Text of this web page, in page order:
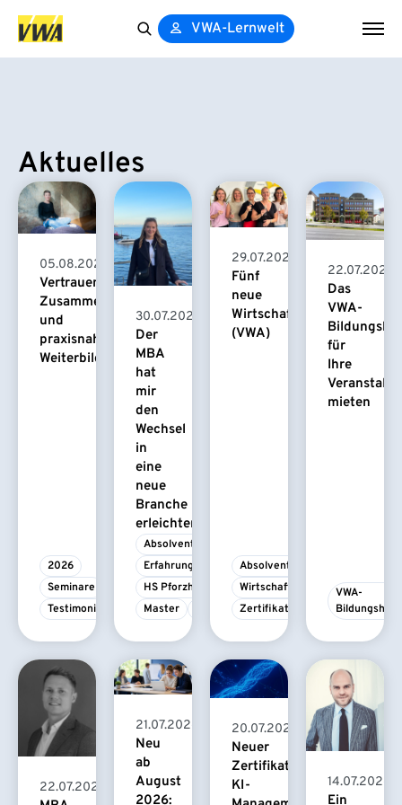
VWA-Lernwelt
Aktuelles
05.08.2026
Vertrauensvolle
Zusammenarbeit
und
praxisnahe
Weiterbildung
2026
Seminare
Testimonial
30.07.2026
Der
MBA
hat
mir
den
Wechsel
in
eine
neue
Branche
erleichtert
Absolvent/-in
Erfahrungsbericht
HS Pforzheim
Master
29.07.2026
Fünf
neue
Wirtschaftspsychologinnen
(VWA)
Absolvent/-in
Wirtschaftspsychologie
Zertifikatskurs
22.07.2026
Das
VWA-
für
Ihre
mieten
VWA-
Bildungshaus
22.07.2026
21.07.2026
Neu
ab
August
2026:
20.07.2026
Neuer
Zertifikatskurs
KI-
14.07.2026
Ein